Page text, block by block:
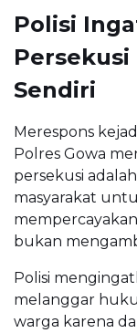
Polisi
Persekusi
Sendiri
Merespons
Polres Gowa
persekusi
masyarakat
bukan
Polisi
melanggar
warga karena